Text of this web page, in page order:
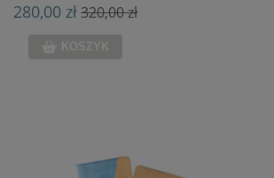
280,00 zł320,00 zł
KOSZYK